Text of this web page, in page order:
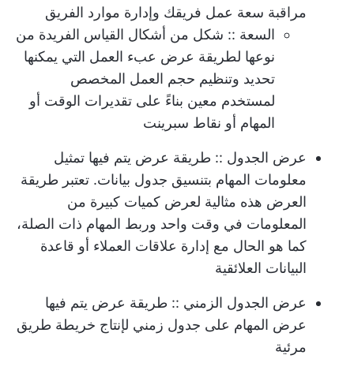
مراقبة سعة عمل فريقك وإدارة موارد الفريق
السعة :: شكل من أشكال القياس الفريدة من
نوعها لطريقة عرض عبء العمل التي يمكنها
تحديد وتنظيم حجم العمل المخصص
لمستخدم معين بناءً على تقديرات الوقت أو
المهام أو نقاط سبرينت
عرض الجدول :: طريقة عرض يتم فيها تمثيل
معلومات المهام بتنسيق جدول بيانات. تعتبر طريقة
العرض هذه مثالية لعرض كميات كبيرة من
المعلومات في وقت واحد وربط المهام ذات الصلة،
كما هو الحال مع إدارة علاقات العملاء أو قاعدة
البيانات العلائقية
عرض الجدول الزمني :: طريقة عرض يتم فيها
عرض المهام على جدول زمني لإنتاج خريطة طريق
مرئية